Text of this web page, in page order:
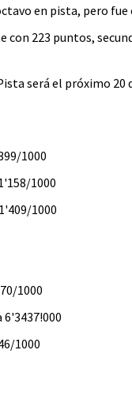
en pista, pero fue
223 puntos,
será el próximo
1000
1000
1000
1000
1000